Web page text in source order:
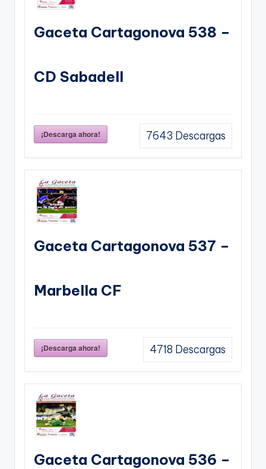
Gaceta Cartagonova 538 –
CD Sabadell
¡Descarga ahora! 7643 Descargas
Gaceta Cartagonova 537 –
Marbella CF
¡Descarga ahora! 4718 Descargas
Gaceta Cartagonova 536 –